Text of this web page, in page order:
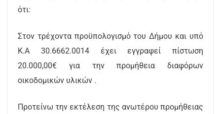
ότι:
Στον τρέχοντα προϋπολογισμό του Δήμου και υπό
Κ.Α 30.6662.0014 έχει εγγραφεί πίστωση
20.000,00€ για την προμήθεια διαφόρων
οικοδομικών υλικών .
Προτείνω την εκτέλεση της ανωτέρου προμήθειας